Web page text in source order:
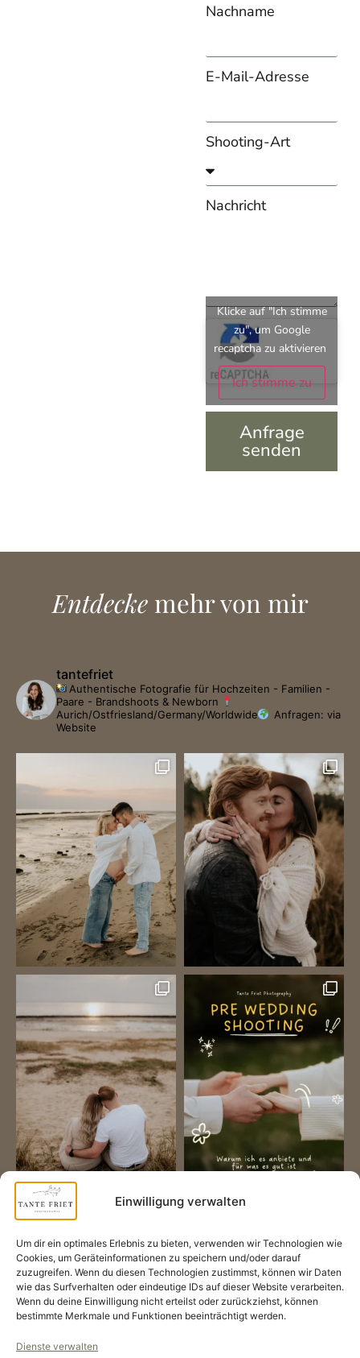
Einwilligung verwalten
Um dir ein optimales Erlebnis zu bieten, verwenden wir Technologien wie
Cookies, um Geräteinformationen zu speichern und/oder darauf
zuzugreifen. Wenn du diesen Technologien zustimmst, können wir Daten
wie das Surfverhalten oder eindeutige IDs auf dieser Website verarbeiten.
Wenn du deine Einwilligung nicht erteilst oder zurückziehst, können
bestimmte Merkmale und Funktionen beeinträchtigt werden.
Dienste verwalten
Nachname
E-Mail-Adresse
Shooting-Art
Nachricht
Klicke auf "Ich stimme
zu", um Google
recaptcha zu aktivieren
Ich stimme zu
Anfrage
senden
Entdecke mehr von mir
tantefriet
Authentische Fotografie für Hochzeiten - Familien -
Paare - Brandshoots & Newborn
Aurich/Ostfriesland/Germany/Worldwide
Anfragen: via
Website
Mehr laden